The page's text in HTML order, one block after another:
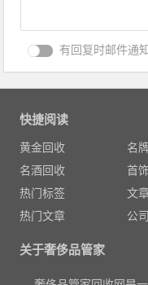
有回复时邮件通
快捷阅读
黄金回收 名
名酒回收
首
热门标签
文
热门文章
公
关于奢侈品管家